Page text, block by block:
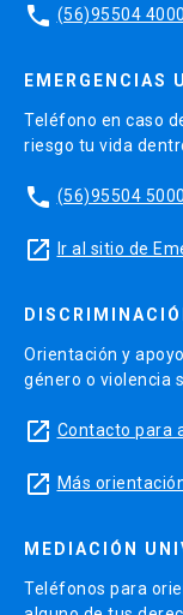
phone (56)95504 4000
EMERGENCIAS
Teléfono en caso
riesgo tu vida
phone (56)95504 5000
launch Ir al sitio de
Orientación y
género o violencia
launch Contacto para
launch Más
MEDIACIÓN
Teléfonos para